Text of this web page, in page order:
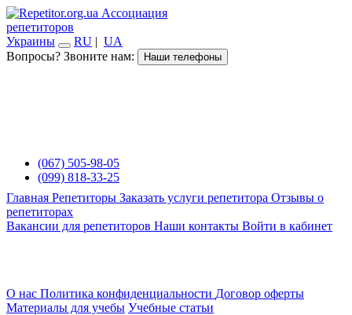
Ассоциация
репетиторов
Украины
RU | UA
Вопросы? Звоните нам:
Наши телефоны
(067) 505-98-05
(099) 818-33-25
Главная Репетиторы Заказать услуги репетитора Отзывы о
репетиторах
Вакансии для репетиторов Наши контакты Войти в кабинет
О нас Политика конфиденциальности Договор оферты
Материалы для учебы Учебные статьи